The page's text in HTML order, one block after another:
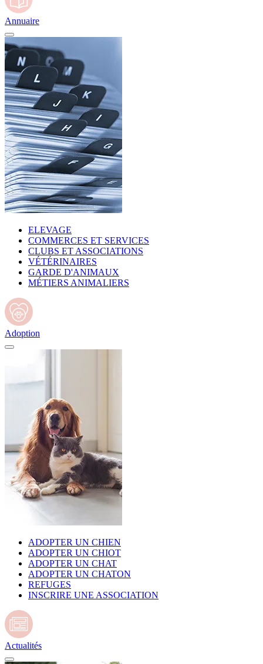
Annuaire
ELEVAGE
COMMERCES ET SERVICES
CLUBS ET ASSOCIATIONS
VÉTÉRINAIRES
GARDE D'ANIMAUX
MÉTIERS ANIMALIERS
Adoption
ADOPTER UN CHIEN
ADOPTER UN CHIOT
ADOPTER UN CHAT
ADOPTER UN CHATON
REFUGES
INSCRIRE UNE ASSOCIATION
Actualités